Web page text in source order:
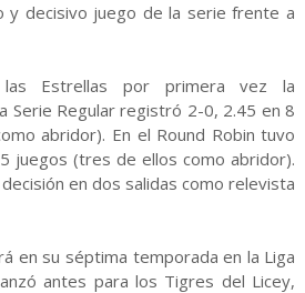
y decisivo juego de la serie frente a
las Estrellas por primera vez la
Serie Regular registró 2-0, 2.45 en 8
abridor). En el Round Robin tuvo
juegos (tres de ellos como abridor).
en dos salidas como relevista
en su séptima temporada en la Liga
antes para los Tigres del Licey,